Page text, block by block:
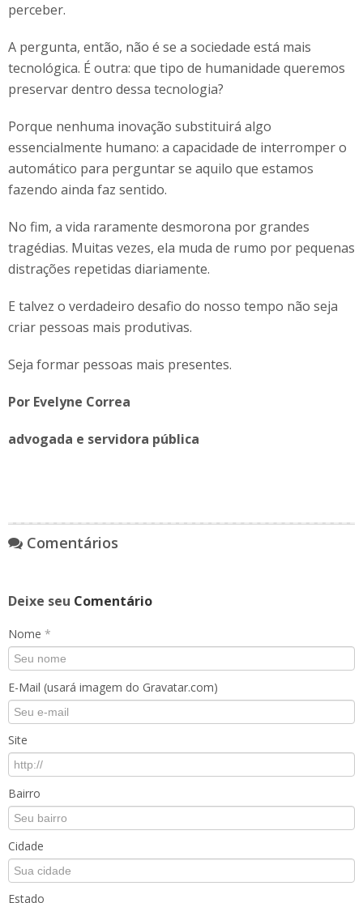
perceber.
A pergunta, então, não é se a sociedade está mais
tecnológica. É outra: que tipo de humanidade queremos
preservar dentro dessa tecnologia?
Porque nenhuma inovação substituirá algo
essencialmente humano: a capacidade de interromper o
automático para perguntar se aquilo que estamos
fazendo ainda faz sentido.
No fim, a vida raramente desmorona por grandes
tragédias. Muitas vezes, ela muda de rumo por pequenas
distrações repetidas diariamente.
E talvez o verdadeiro desafio do nosso tempo não seja
criar pessoas mais produtivas.
Seja formar pessoas mais presentes.
Por Evelyne Correa
advogada e servidora pública
Comentários
Deixe seu Comentário
Nome *
E-Mail (usará imagem do Gravatar.com)
Site
Bairro
Cidade
Estado